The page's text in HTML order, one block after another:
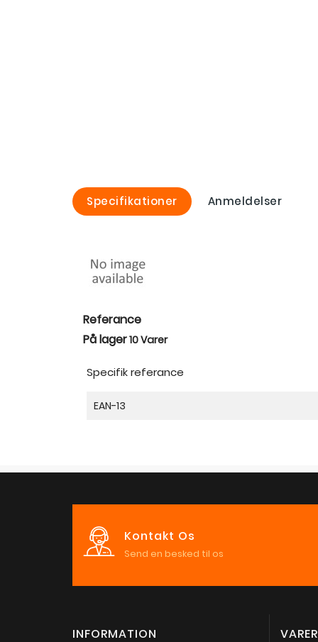
Specifikationer Anmeldelser
Referance
På lager10 Varer
Specifik referance
EAN-13
Kontakt Os
Send en besked til os
INFORMATION VARER